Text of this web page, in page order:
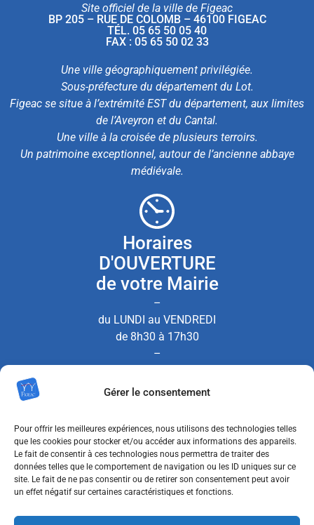
Gérer le consentement
Pour offrir les meilleures expériences, nous utilisons des technologies telles
que les cookies pour stocker et/ou accéder aux informations des appareils.
Le fait de consentir à ces technologies nous permettra de traiter des
données telles que le comportement de navigation ou les ID uniques sur ce
site. Le fait de ne pas consentir ou de retirer son consentement peut avoir
un effet négatif sur certaines caractéristiques et fonctions.
Site officiel de la ville de Figeac
BP 205 – RUE DE COLOMB – 46100 FIGEAC
TÉL. 05 65 50 05 40
FAX : 05 65 50 02 33
Une ville géographiquement privilégiée.
Sous-préfecture du département du Lot.
Figeac se situe à l’extrémité EST du département, aux limites
de l’Aveyron et du Cantal.
Une ville à la croisée de plusieurs terroirs.
Un patrimoine exceptionnel, autour de l’ancienne abbaye
médiévale.
Horaires
D'OUVERTURE
de votre Mairie
–
du LUNDI au VENDREDI
de 8h30 à 17h30
–
Nous contacter
MENTIONS LÉGALES